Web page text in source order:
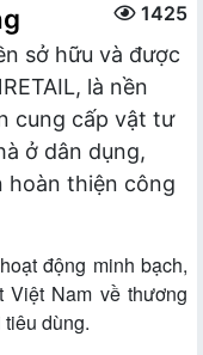
1425
sở hữu và được
là nền
cung cấp vật tư
ở dân dụng,
hoàn thiện công
động minh bạch,
Nam về thương
dùng.